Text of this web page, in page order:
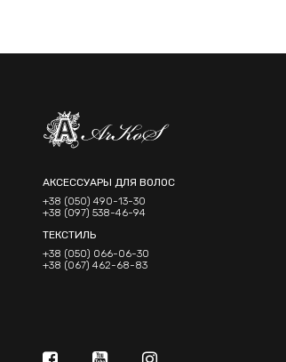
АКСЕССУАРЫ ДЛЯ ВОЛОС
+38 (050) 490-13-30
+38 (097) 538-46-94
ТЕКСТИЛЬ
+38 (050) 066-06-30
+38 (067) 462-68-83